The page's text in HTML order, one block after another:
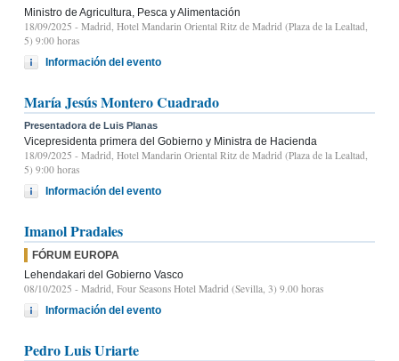
Ministro de Agricultura, Pesca y Alimentación
18/09/2025 - Madrid, Hotel Mandarin Oriental Ritz de Madrid (Plaza de la Lealtad,
5) 9:00 horas
Información del evento
María Jesús Montero Cuadrado
Presentadora de Luis Planas
Vicepresidenta primera del Gobierno y Ministra de Hacienda
18/09/2025 - Madrid, Hotel Mandarin Oriental Ritz de Madrid (Plaza de la Lealtad,
5) 9:00 horas
Información del evento
Imanol Pradales
FÓRUM EUROPA
Lehendakari del Gobierno Vasco
08/10/2025 - Madrid, Four Seasons Hotel Madrid (Sevilla, 3) 9.00 horas
Información del evento
Pedro Luis Uriarte